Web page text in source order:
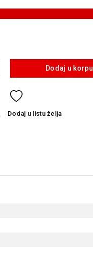
Dodaj u korpu
Dodaj u listu želja